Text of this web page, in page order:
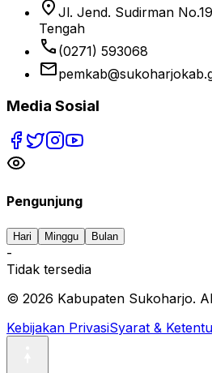
location_on Jl. Jend. Sudirman
Tengah
phone (0271) 593068
email
Media Sosial
Pengunjung
Hari Minggu Bulan
-
Tidak tersedia
© 2026 Kabupaten Sukoharjo.
Kebijakan PrivasiSyarat &